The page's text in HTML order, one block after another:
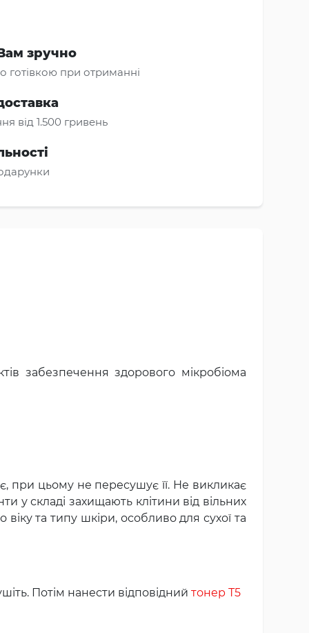
зручно
готівкою при отриманні
від 1.500 гривень
забезпечення здорового мікробіома
при цьому не пересушує її. Не викликає
у складі захищають клітини від вільних
та типу шкіри, особливо для сухої та
Потім нанести відповідний тонер Т5